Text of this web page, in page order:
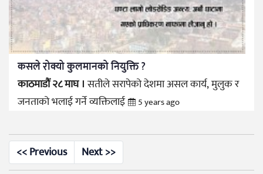
कसले रोक्यो कुलमानको नियुक्ति ?
काठमाडौं २८ माघ ।सतीले सरापेको देशमा असल कार्य, मुलुक र
जनताको भलाई गर्ने व्यक्तिलाई
5 years ago
<< Previous Next >>